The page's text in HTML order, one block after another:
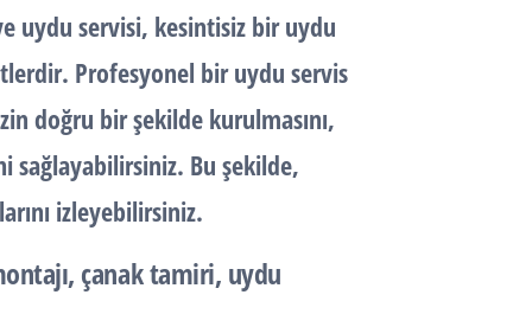
uydu servisi, kesintisiz bir uydu
Profesyonel bir uydu servis
doğru bir şekilde kurulmasını,
sağlayabilirsiniz. Bu şekilde,
izleyebilirsiniz.
çanak tamiri, uydu